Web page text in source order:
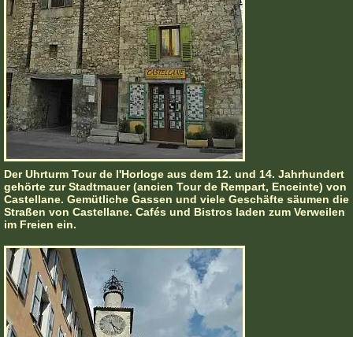
Der Uhrturm Tour de l'Horloge aus dem 12. und 14. Jahrhundert
gehörte zur Stadtmauer (ancien Tour de Rempart, Enceinte) von
Castellane. Gemütliche Gassen und viele Geschäfte säumen die
Straßen von Castellane. Cafés und Bistros laden zum Verweilen
im Freien ein.